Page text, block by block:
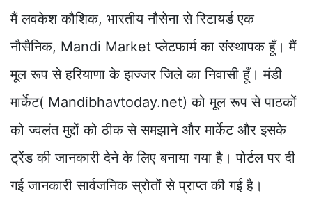
मैं लवकेश कौशिक, भारतीय नौसेना से रिटायर्ड एक
नौसैनिक, Mandi Market प्लेटफार्म का संस्थापक हूँ। मैं
मूल रूप से हरियाणा के झज्जर जिले का निवासी हूँ। मंडी
मार्केट( Mandibhavtoday.net) को मूल रूप से पाठकों
को ज्वलंत मुद्दों को ठीक से समझाने और मार्केट और इसके
ट्रेंड की जानकारी देने के लिए बनाया गया है। पोर्टल पर दी
गई जानकारी सार्वजनिक स्रोतों से प्राप्त की गई है।